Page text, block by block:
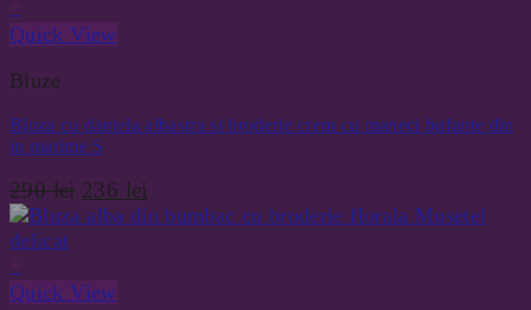
Quick View
Bluze
Bluza cu dantela albastra si broderie crem cu maneci bufante din
in marime S
290lei Prețul
inițial
290 lei.
236 lei
curent
Quick View